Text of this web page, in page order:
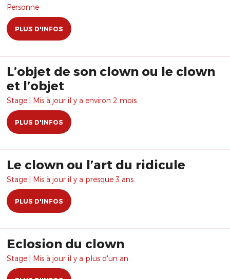
Personne
PLUS D'INFOS
L’objet de son clown ou le clown
et l’objet
Stage | Mis à jour il y a environ 2 mois.
PLUS D'INFOS
Le clown ou l’art du ridicule
Stage | Mis à jour il y a presque 3 ans.
PLUS D'INFOS
Eclosion du clown
Stage | Mis à jour il y a plus d'un an.